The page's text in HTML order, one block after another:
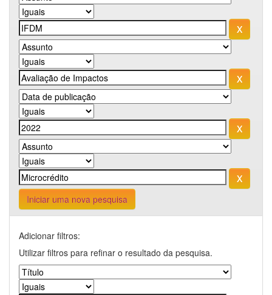
Iniciar uma nova pesquisa
Adicionar filtros:
Utilizar filtros para refinar o resultado da pesquisa.